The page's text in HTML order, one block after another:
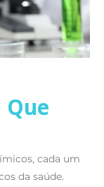
cada um
da saúde.